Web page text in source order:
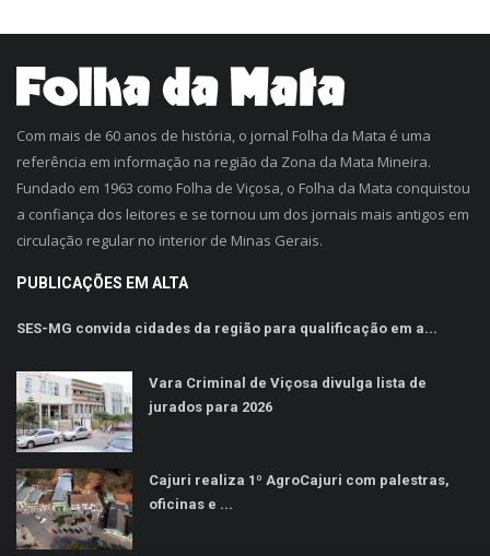
Com mais de 60 anos de história, o jornal Folha da Mata é uma
referência em informação na região da Zona da Mata Mineira.
Fundado em 1963 como Folha de Viçosa, o Folha da Mata conquistou
a confiança dos leitores e se tornou um dos jornais mais antigos em
circulação regular no interior de Minas Gerais.
PUBLICAÇÕES EM ALTA
SES-MG convida cidades da região para qualificação em a...
Vara Criminal de Viçosa divulga lista de
jurados para 2026
Cajuri realiza 1º AgroCajuri com palestras,
oficinas e ...